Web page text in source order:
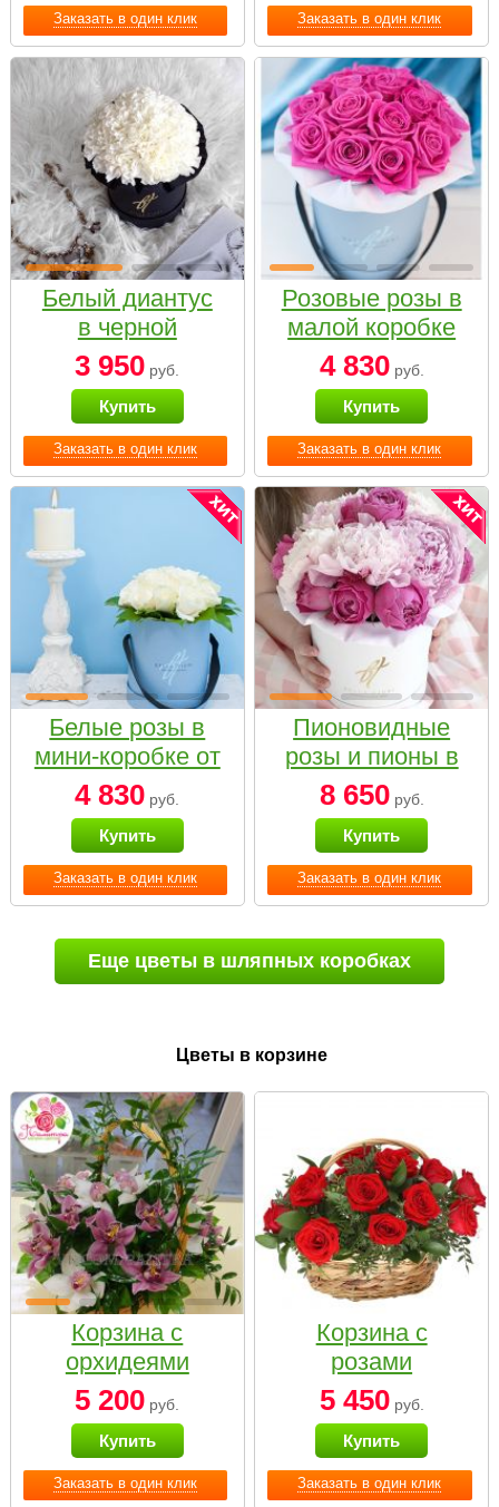
Заказать в один клик Заказать в один клик
Заказать в один клик
Белый диантус
в черной
коробке Small
3 950 руб.
Купить
Заказать в один клик
Розовые розы в
малой коробке
4 830руб.
Купить
Заказать в один клик
Белые розы в
мини-коробке от
Bella Fiori
4 830 руб.
Купить
Заказать в один клик
Пионовидные
розы и пионы в
белой коробке
Small
8 650руб.
Купить
Еще цветы в шляпных коробках
Цветы в корзине
Заказать в один клик
Корзина с
орхидеями
малая
5 200 руб.
Купить
Заказать в один клик
Корзина с
розами
«Красный
Париж»
5 450руб.
Купить